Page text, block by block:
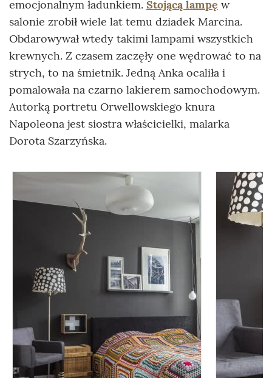
emocjonalnym ładunkiem. Stojącą lampę w
salonie zrobił wiele lat temu dziadek Marcina.
Obdarowywał wtedy takimi lampami wszystkich
krewnych. Z czasem zaczęły one wędrować to na
strych, to na śmietnik. Jedną Anka ocaliła i
pomalowała na czarno lakierem samochodowym.
Autorką portretu Orwellowskiego knura
Napoleona jest siostra właścicielki, malarka
Dorota Szarzyńska.